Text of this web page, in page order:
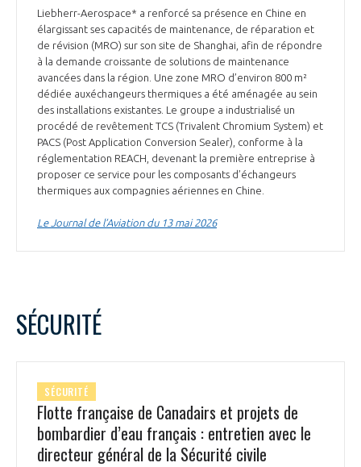
Liebherr-Aerospace* a renforcé sa présence en Chine en
élargissant ses capacités de maintenance, de réparation et
de révision (MRO) sur son site de Shanghai, afin de répondre
à la demande croissante de solutions de maintenance
avancées dans la région. Une zone MRO d’environ 800 m²
dédiée auxéchangeurs thermiques a été aménagée au sein
des installations existantes. Le groupe a industrialisé un
procédé de revêtement TCS (Trivalent Chromium System) et
PACS (Post Application Conversion Sealer), conforme à la
réglementation REACH, devenant la première entreprise à
proposer ce service pour les composants d’échangeurs
thermiques aux compagnies aériennes en Chine.
Le Journal de l’Aviation du 13 mai 2026
SÉCURITÉ
SÉCURITÉ
Flotte française de Canadairs et projets de
bombardier d’eau français : entretien avec le
directeur général de la Sécurité civile